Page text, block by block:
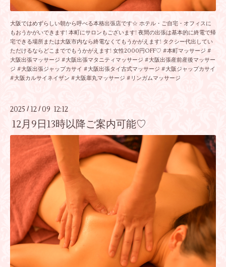
大阪ではめずらしい朝から呼べる本格出張店です☆ ホテル・ご自宅・オフィスに
もおうかがいできます! 本町にサロンもございます! 夜間の出張は基本的に終電で帰
宅できる場所または大阪市内なら終電なくてもうかがえます! タクシー代出してい
ただけるならどこまででもうかがえます! 女性2000円OFF♡ #本町マッサージ #
大阪出張マッサージ #大阪出張マタニティマッサージ #大阪出張産前産後マッサー
ジ #大阪出張ジャップカサイ #大阪出張タイ古式マッサージ #大阪ジャップカサイ
#大阪カルサイネイザン #大阪睾丸マッサージ #リンガムマッサージ
2025 / 12 /09 12:12
12月9日13時以降ご案内可能♡